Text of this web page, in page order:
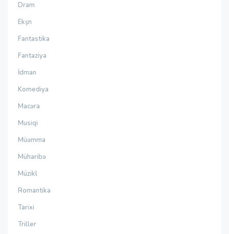
Dram
Ekşn
Fantastika
Fantaziya
İdman
Komediya
Macəra
Musiqi
Müəmma
Müharibə
Müzikl
Romantika
Tarixi
Triller